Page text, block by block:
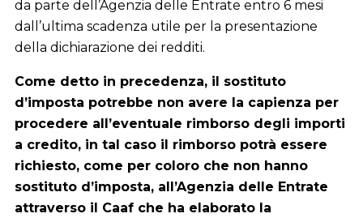
da parte dell’Agenzia delle Entrate entro 6 mesi
dall’ultima scadenza utile per la presentazione
della dichiarazione dei redditi.
Come detto in precedenza, il sostituto
d’imposta potrebbe non avere la capienza per
procedere all’eventuale rimborso degli importi
a credito, in tal caso il rimborso potrà essere
richiesto, come per coloro che non hanno
sostituto d’imposta, all’Agenzia delle Entrate
attraverso il Caaf che ha elaborato la